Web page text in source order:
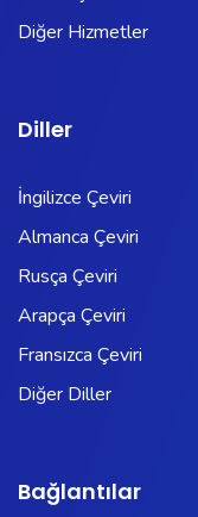
Diğer Hizmetler
Diller
İngilizce Çeviri
Almanca Çeviri
Rusça Çeviri
Arapça Çeviri
Fransızca Çeviri
Diğer Diller
Bağlantılar